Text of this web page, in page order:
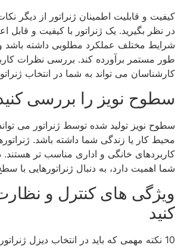
کیفیت و قابلیت اطمینان ژنراتور از دیگر
در نظر بگیرید. یک ژنراتور با کیفیت و قابل
شرایط مختلف عملکرد مطلوبی داشته باشد و
طور مستمر برآورده کند. بررسی نظرات
کارشناسان می ‌تواند به شما در انتخاب
سطوح نویز را بررسی
سطوح نویز تولید شده توسط ژنراتور می‌ تواند
محیط کار یا زندگی شما داشته باشد.
کاربردهای خانگی و اداری مناسب ‌تر
شما اهمیت دارد، به دنبال ژنراتورهایی با
ویژگی ‌های کنترل و
کنید